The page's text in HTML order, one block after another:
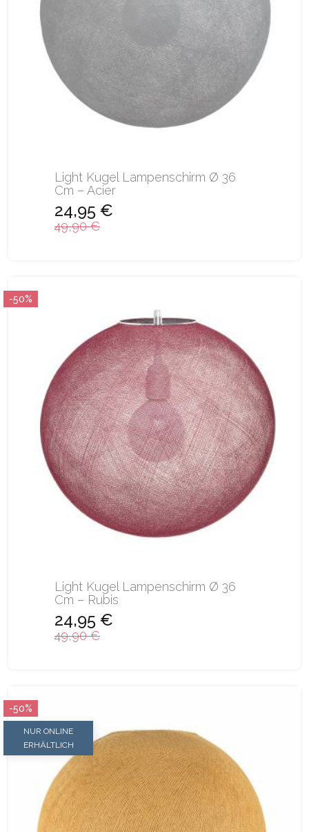
Light Kugel Lampenschirm Ø 36
Cm – Acier
24,95 €
49,90 €
-50%
Light Kugel Lampenschirm Ø 36
Cm – Rubis
24,95 €
49,90 €
NUR ONLINE
ERHÄLTLICH
-50%